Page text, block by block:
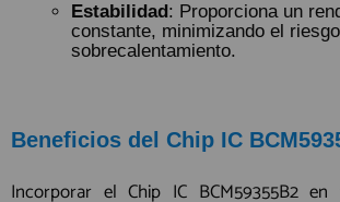
Estabilidad: Proporciona un
constante, minimizando el
sobrecalentamiento.
Beneficios del Chip IC
Incorporar el Chip IC BCM59355B2